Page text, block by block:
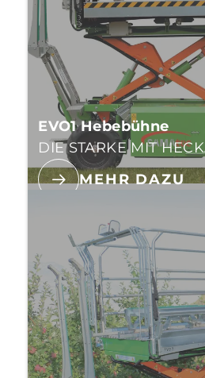
EVO1 Hebebühne
DIE STARKE MIT
MEHR DAZU